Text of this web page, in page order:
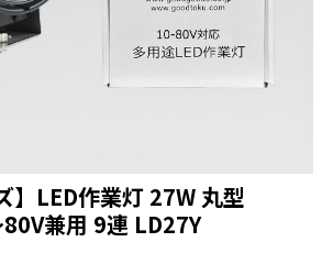
コネクタ・関連資
タ／分電盤／ブレ
ト（配線器具）
報線保護管
向け
】LED作業灯 27W 丸型
兼用 9連 LD27Y